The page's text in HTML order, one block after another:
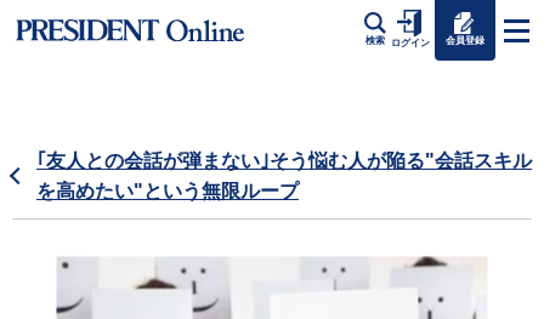
検索 ログイン 会員登録
｢友人との会話が弾まない｣そう悩む人が陥る"会話スキル
を高めたい"という無限ループ